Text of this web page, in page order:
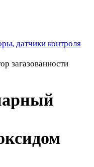
датчики контроля
загазованности